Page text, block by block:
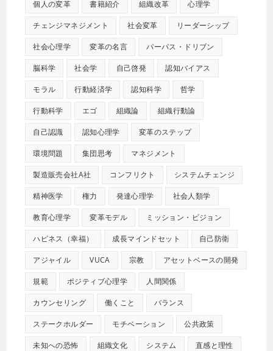
個人の変革 書籍紹介 組織改革 心理学
チェンジマネジメント 社会変革 リーダーシップ
社会心理学 変革の名言 パーパス・ドリブン
脳科学 社会学 自己啓発 認知バイアス
モラル 行動経済学 認知科学 哲学
行動科学 エゴ 組織論 組織行動論
自己認識 認知心理学 変革のステップ
環境問題 集団思考 マネジメント
製造販売会社A社 コンフリクト システムチェンジ
精神医学 権力 発達心理学 社会人類学
教育心理学 変革モデル ミッション・ビジョン
ハピネス（幸福） 成長マインドセット 自己防衛
アジャイル VUCA 宗教 アセットベースの開発
規範 ポジティブ心理学 人間関係
カウンセリング 働くこと バランス
ステークホルダー モチベーション 公共政策
未知への恐怖 組織文化 システム 直感と理性